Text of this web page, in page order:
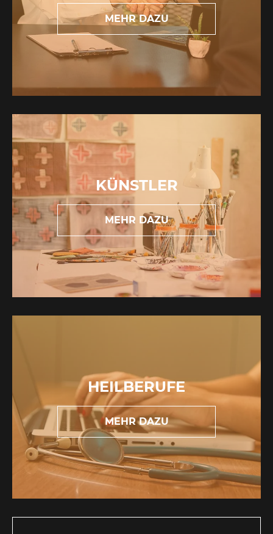
MEHR DAZU
KÜNSTLER
MEHR DAZU
HEILBERUFE
MEHR DAZU